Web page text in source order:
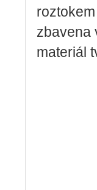
zbavena
materiál